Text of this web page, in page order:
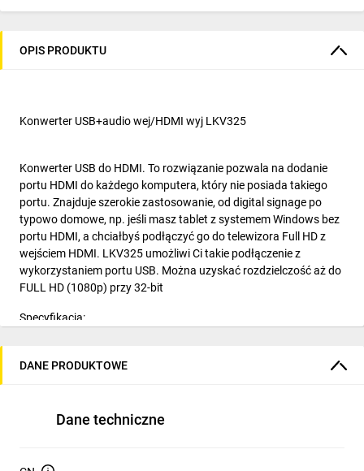
OPIS PRODUKTU
Konwerter USB+audio wej/HDMI wyj LKV325
Konwerter USB do HDMI. To rozwiązanie pozwala na dodanie
portu HDMI do każdego komputera, który nie posiada takiego
portu. Znajduje szerokie zastosowanie, od digital signage po
typowo domowe, np. jeśli masz tablet z systemem Windows bez
portu HDMI, a chciałbyś podłączyć go do telewizora Full HD z
wejściem HDMI. LKV325 umożliwi Ci takie podłączenie z
wykorzystaniem portu USB. Można uzyskać rozdzielczość aż do
FULL HD (1080p) przy 32-bit
Specyfikacja:
- doskonała jakość wideo
- automatyczne dopasowanie obrazu komputerowego do
DANE PRODUKTOWE
Dane techniczne